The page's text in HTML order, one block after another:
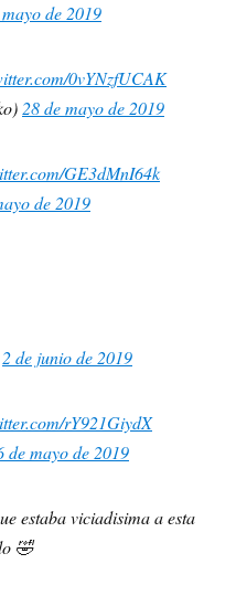
de 2019
0vYNzfUCAK
28 de mayo de 2019
GE3dMnI64k
de 2019
2 de junio de 2019
rY921GiydX
de mayo de 2019
estaba viciadisima a esta
🤣